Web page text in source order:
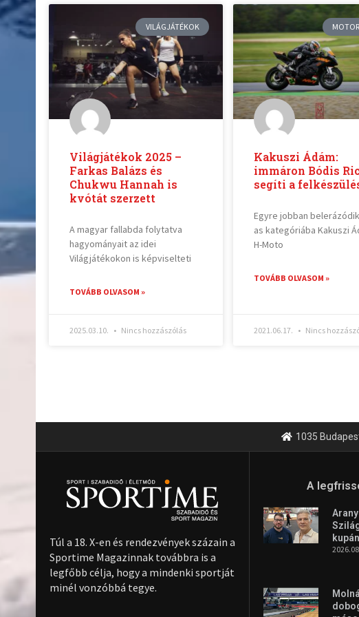
VILÁGJÁTÉKOK
Világjátékok 2025 –
Farkas Balázs és
Chukwu Hannah is
kvótát szerzett
A magyar fallabda folytatva
hagyományait az idei
Világjátékokon is képviselteti
TOVÁBB OLVASOM »
2025.03.10. Nincs hozzászólás
Kakuszi Ádám:
immáron Bódis
segíti a
Egyre jobban
as kategóriába Kakuszi
H-Moto
TOVÁBB OLVASOM »
2021.06.17. Nincs
1035
Túl a 18. X-en és rendezvények százain a
Sportime Magazinnak továbbra is a
legfőbb célja, hogy a mindenki sportját
minél vonzóbbá tegye.
A
kupán